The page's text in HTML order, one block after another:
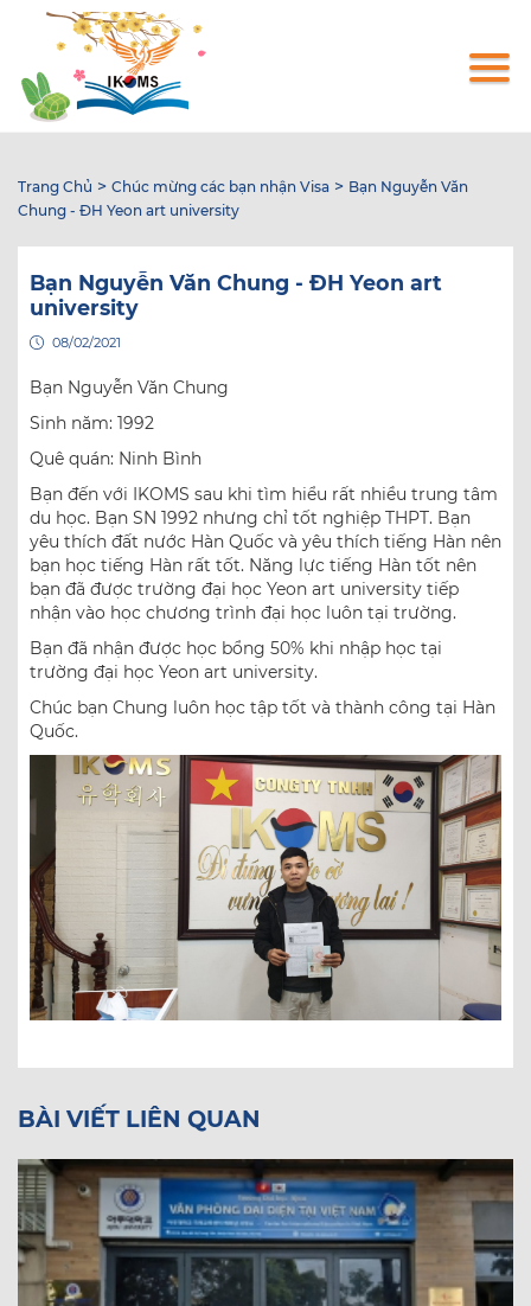
dung
Trang Chủ > Chúc mừng các bạn nhận Visa > Bạn Nguyễn Văn
Chung - ĐH Yeon art university
Bạn Nguyễn Văn Chung - ĐH Yeon art
university
08/02/2021
Bạn Nguyễn Văn Chung
Sinh năm: 1992
Quê quán: Ninh Bình
Bạn đến với IKOMS sau khi tìm hiểu rất nhiều trung tâm
du học. Bạn SN 1992 nhưng chỉ tốt nghiệp THPT. Bạn
yêu thích đất nước Hàn Quốc và yêu thích tiếng Hàn nên
bạn học tiếng Hàn rất tốt. Năng lực tiếng Hàn tốt nên
bạn đã được trường đại học Yeon art university tiếp
nhận vào học chương trình đại học luôn tại trường.
Bạn đã nhận được học bổng 50% khi nhập học tại
trường đại học Yeon art university.
Chúc bạn Chung luôn học tập tốt và thành công tại Hàn
Quốc.
BÀI VIẾT LIÊN QUAN